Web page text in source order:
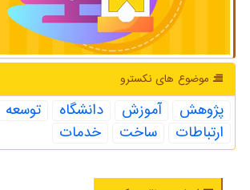
موضوع های نكسترو
پژوهش آموزش دانشگاه توسعه
ارتباطات
ساخت خدمات